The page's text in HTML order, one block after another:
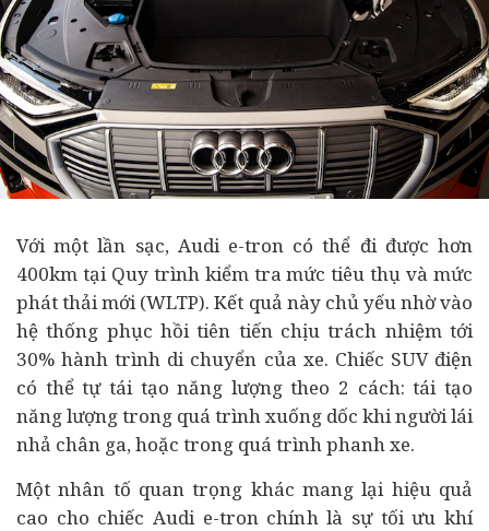
Với một lần sạc, Audi e-tron có thể đi được hơn
400km tại Quy trình kiểm tra mức tiêu thụ và mức
phát thải mới (WLTP). Kết quả này chủ yếu nhờ vào
hệ thống phục hồi tiên tiến chịu trách nhiệm tới
30% hành trình di chuyển của xe. Chiếc SUV điện
có thể tự tái tạo năng lượng theo 2 cách: tái tạo
năng lượng trong quá trình xuống dốc khi người lái
nhả chân ga, hoặc trong quá trình phanh xe.
Một nhân tố quan trọng khác mang lại hiệu quả
cao cho chiếc Audi e-tron chính là sự tối ưu khí